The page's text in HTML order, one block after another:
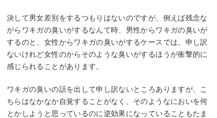
決して男女差別をするつもりはないのですが、例えば残念な
がらワキガの臭いがするなんて時、男性からワキガの臭いが
するのと、女性からワキガの臭いがするケースでは、申し訳
ないけれど女性のからそのような臭いがするほうが衝撃的に
感じられることがあります。
ワキガの臭いの話を出して申し訳ないところありますが、こ
ちらはなかなか自覚することがなく、そのようなにおいを何
とかしようと思っているのに逆効果になっていることもたま